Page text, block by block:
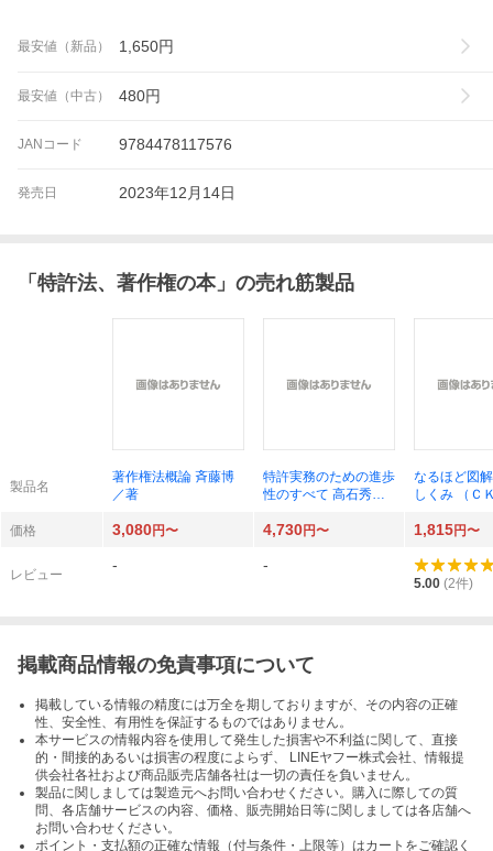
最安値（新品） 1,650円
最安値（中古） 480円
JANコード 9784478117576
発売日 2023年12月14日
「 特許法、著作権の本」の売れ筋製品
製品名
著作権法概論 斉藤博
／著
特許実務のための進歩
性のすべて 高石秀樹
勉強会／編 安高史朗
なるほど図
しくみ （
奥田百子／著
価格 3,080円〜 4,730円〜 1,815円〜
レビュー
- -
5.00 (2件)
掲載商品情報の免責事項について
掲載している情報の精度には万全を期しておりますが、その内容の正確
性、安全性、有用性を保証するものではありません。
本サービスの情報内容を使用して発生した損害や不利益に関して、直接
的・間接的あるいは損害の程度によらず、 LINEヤフー株式会社、情報提
供会社各社および商品販売店舗各社は一切の責任を負いません。
製品に関しましては製造元へお問い合わせください。購入に際しての質
問、各店舗サービスの内容、価格、販売開始日等に関しましては各店舗へ
お問い合わせください。
ポイント・支払額の正確な情報（付与条件・上限等）はカートをご確認く